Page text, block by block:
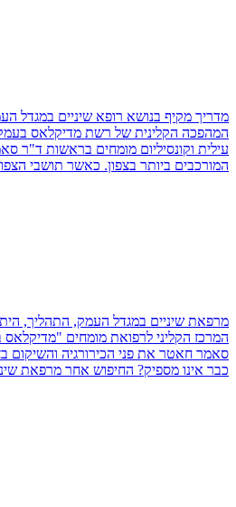
מדריך מקיף בנושא רופא שיניים במגדל
המהפכה הקלינית של רשת מדיקלאס בעמק:
עילית וקונסיליום מומחים בראשות ד"ר
המורכבים ביותר בצפון. כאשר תושבי
מרפאת שיניים במגדל העמק, התהליך,
המרכז הקליני לרפואת מומחים
סאמר חאטר את פני הכירורגיה והשיקום
כבר אינו מספיק? החיפוש אחר מרפאת